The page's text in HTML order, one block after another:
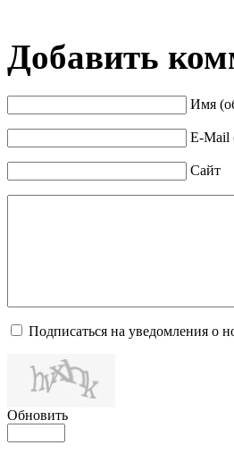
Добавить
Имя
E-Mail
Сайт
Подписаться на уведомления о
Обновить